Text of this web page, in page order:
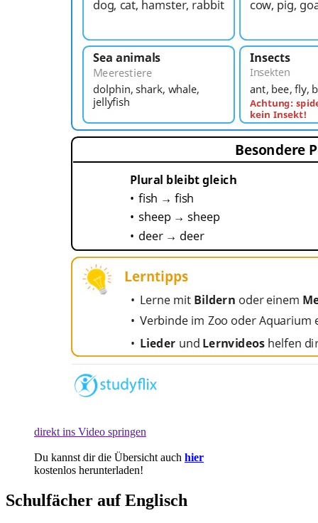
direkt ins Video springen
Du kannst dir die Übersicht auch hier
kostenlos herunterladen!
Schulfächer auf Englisch